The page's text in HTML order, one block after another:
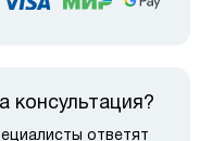
консультация?
ответят